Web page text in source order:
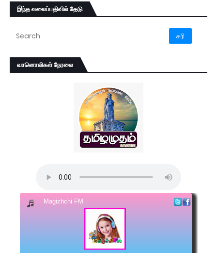
இந்த வலைப்பதிவில் தேடு
வானொலிகள் நேரலை